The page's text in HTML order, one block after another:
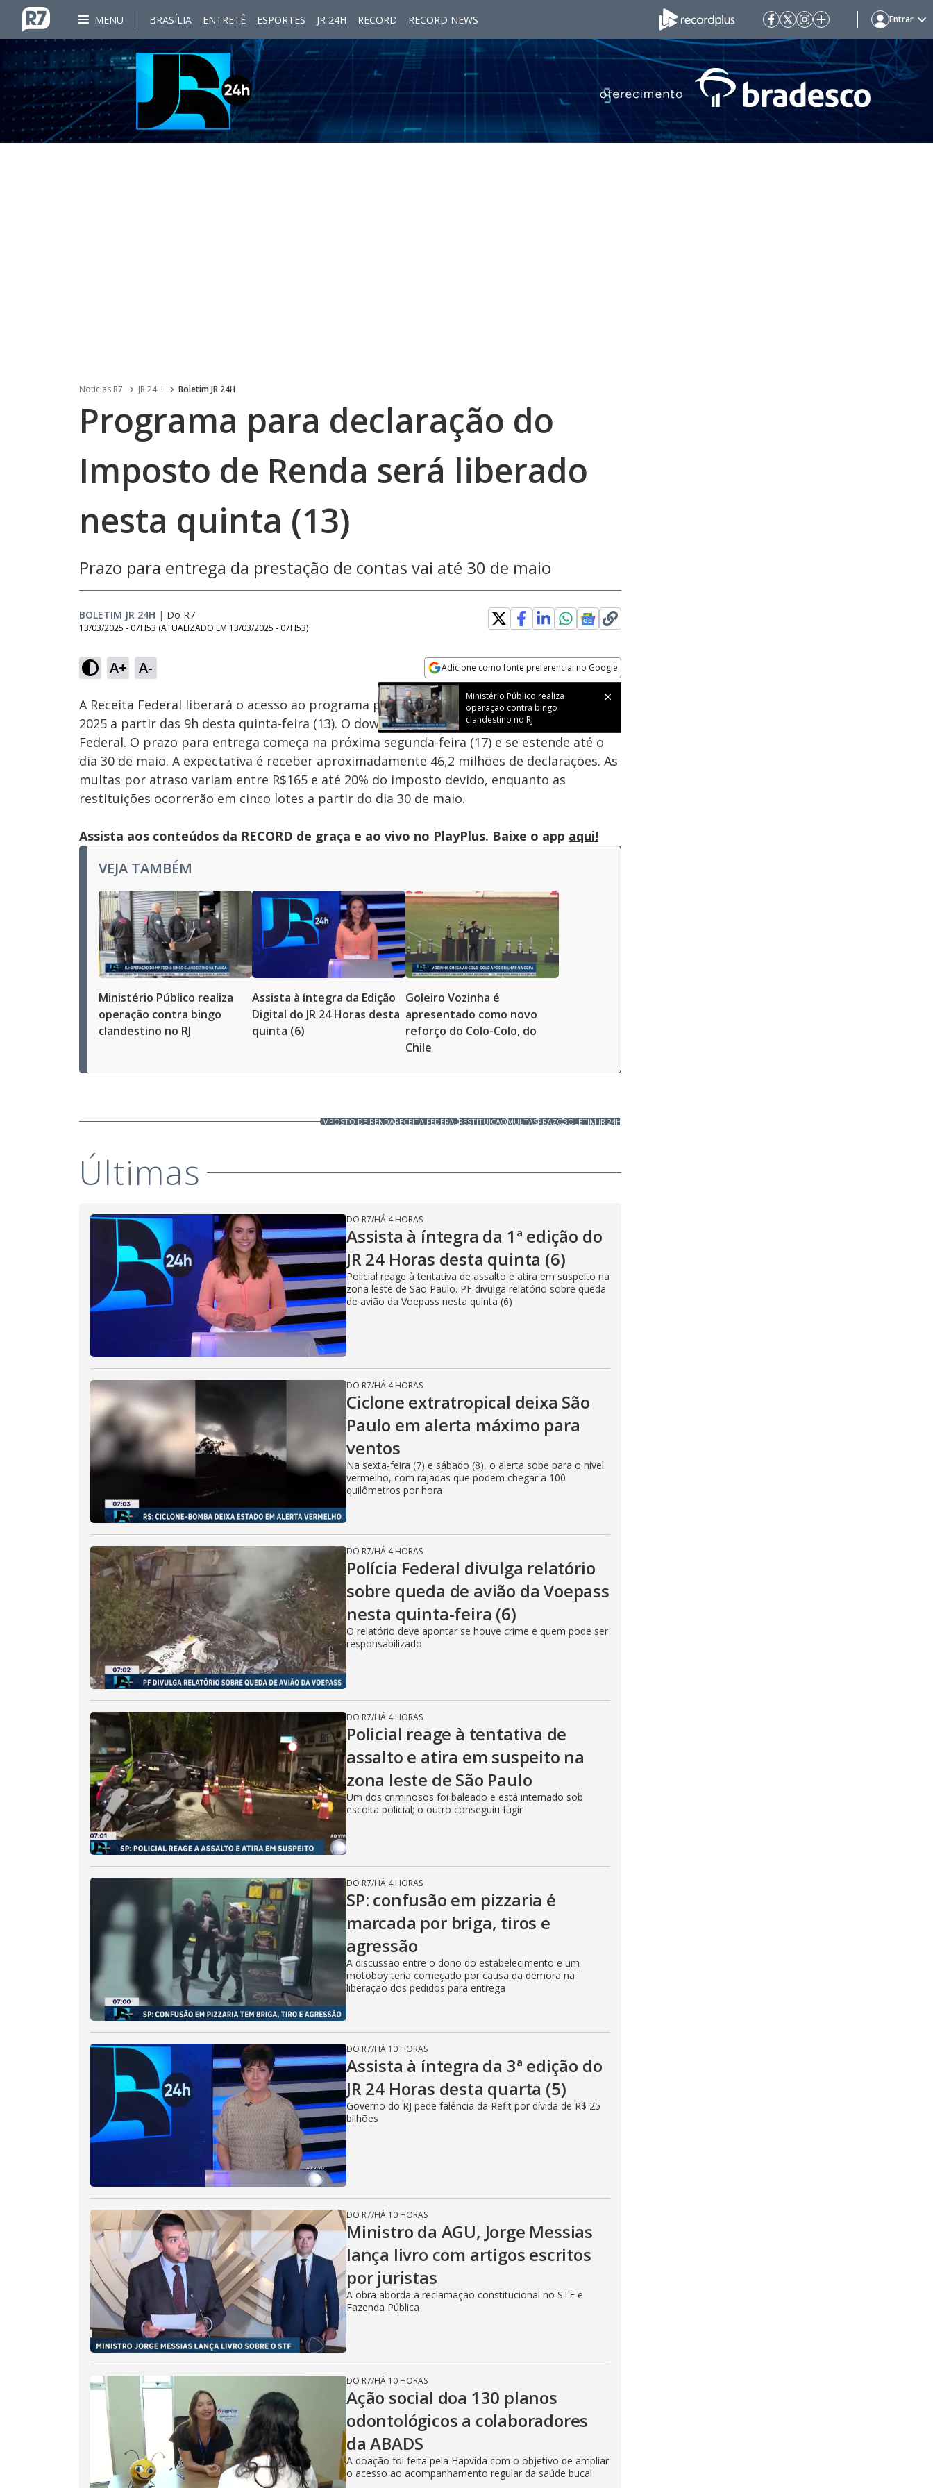
MENU BRASÍLIA ENTRETÊ ESPORTES JR 24H RECORD RECORD NEWS Entrar
Noticias R7 JR 24H Boletim JR 24H
Programa para declaração do
Imposto de Renda será liberado
nesta quinta (13)
Prazo para entrega da prestação de contas vai até 30 de maio
BOLETIM JR 24H | Do R7
13/03/2025 - 07H53 (ATUALIZADO EM 13/03/2025 - 07H53)
A+ A- Adicione como fonte preferencial no Google
Opens in new window
Ministério Público realiza
operação contra bingo
clandestino no RJ
Ativar
Som
Velocidade
A Receita Federal liberará o acesso ao programa para a declaração do Imposto de Renda
2025 a partir das 9h desta quinta-feira (13). O download pode ser feito no site da Receita
Federal. O prazo para entrega começa na próxima segunda-feira (17) e se estende até o
dia 30 de maio. A expectativa é receber aproximadamente 46,2 milhões de declarações. As
multas por atraso variam entre R$165 e até 20% do imposto devido, enquanto as
restituições ocorrerão em cinco lotes a partir do dia 30 de maio.
Assista aos conteúdos da RECORD de graça e ao vivo no PlayPlus. Baixe o app aqui!
VEJA TAMBÉM
Ministério Público realiza
operação contra bingo
clandestino no RJ
Assista à íntegra da Edição
Digital do JR 24 Horas desta
quinta (6)
Goleiro Vozinha é
apresentado como novo
reforço do Colo-Colo, do
Chile
IMPOSTO DE RENDARECEITA FEDERALRESTITUIÇÃOMULTASPRAZOBOLETIM JR 24H
Últimas
DO R7/HÁ 4 HORAS
Assista à íntegra da 1ª edição do
JR 24 Horas desta quinta (6)
Policial reage à tentativa de assalto e atira em suspeito na
zona leste de São Paulo. PF divulga relatório sobre queda
de avião da Voepass nesta quinta (6)
DO R7/HÁ 4 HORAS
Ciclone extratropical deixa São
Paulo em alerta máximo para
ventos
Na sexta-feira (7) e sábado (8), o alerta sobe para o nível
vermelho, com rajadas que podem chegar a 100
quilômetros por hora
DO R7/HÁ 4 HORAS
Polícia Federal divulga relatório
sobre queda de avião da Voepass
nesta quinta-feira (6)
O relatório deve apontar se houve crime e quem pode ser
responsabilizado
DO R7/HÁ 4 HORAS
Policial reage à tentativa de
assalto e atira em suspeito na
zona leste de São Paulo
Um dos criminosos foi baleado e está internado sob
escolta policial; o outro conseguiu fugir
DO R7/HÁ 4 HORAS
SP: confusão em pizzaria é
marcada por briga, tiros e
agressão
A discussão entre o dono do estabelecimento e um
motoboy teria começado por causa da demora na
liberação dos pedidos para entrega
DO R7/HÁ 10 HORAS
Assista à íntegra da 3ª edição do
JR 24 Horas desta quarta (5)
Governo do RJ pede falência da Refit por dívida de R$ 25
bilhões
DO R7/HÁ 10 HORAS
Ministro da AGU, Jorge Messias
lança livro com artigos escritos
por juristas
A obra aborda a reclamação constitucional no STF e
Fazenda Pública
DO R7/HÁ 10 HORAS
Ação social doa 130 planos
odontológicos a colaboradores
da ABADS
A doação foi feita pela Hapvida com o objetivo de ampliar
o acesso ao acompanhamento regular da saúde bucal